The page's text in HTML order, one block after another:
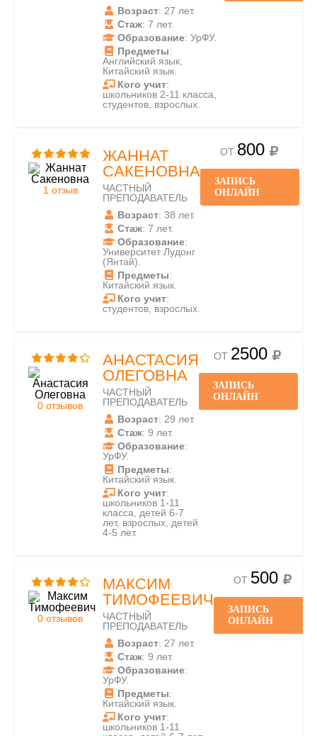
Возраст: 27 лет.
Стаж: 7 лет.
Образование: УрФУ.
Предметы:
Английский язык,
Китайский язык.
Кого учит:
школьников 2-11 класса,
студентов, взрослых.
1 отзыв
ЖАННАТ
САКЕНОВНА
ЧАСТНЫЙ
ПРЕПОДАВАТЕЛЬ
Возраст: 38 лет.
Стаж: 7 лет.
Образование:
Университет Лудонг
(Янтай).
Предметы:
Китайский язык.
Кого учит:
студентов, взрослых.
ОТ 800
ЗАПИСЬ
ОНЛАЙН
0 отзывов
АНАСТАСИЯ
ОЛЕГОВНА
ЧАСТНЫЙ
ПРЕПОДАВАТЕЛЬ
Возраст: 29 лет.
Стаж: 9 лет.
Образование:
УрФУ.
Предметы:
Китайский язык.
Кого учит:
школьников 1-11
класса, детей 6-7
лет, взрослых, детей
4-5 лет.
ОТ 2500
ЗАПИСЬ
ОНЛАЙН
0 отзывов
МАКСИМ
ТИМОФЕЕВИЧ
ЧАСТНЫЙ
ПРЕПОДАВАТЕЛЬ
Возраст: 27 лет.
Стаж: 9 лет.
Образование:
УрФУ.
Предметы:
Китайский язык.
Кого учит:
школьников 1-11
ОТ 500
ЗАПИСЬ
ОНЛАЙН